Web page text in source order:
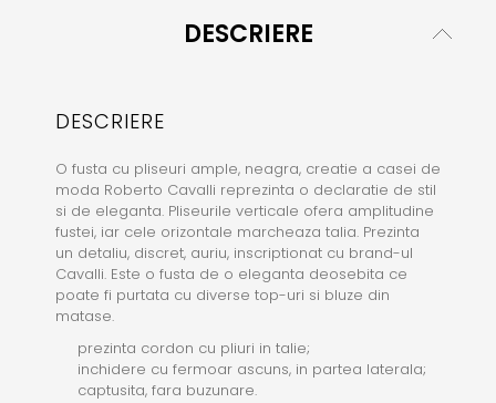
DESCRIERE
DESCRIERE
O fusta cu pliseuri ample, neagra, creatie a casei de
moda Roberto Cavalli reprezinta o declaratie de stil
si de eleganta. Pliseurile verticale ofera amplitudine
fustei, iar cele orizontale marcheaza talia. Prezinta
un detaliu, discret, auriu, inscriptionat cu brand-ul
Cavalli. Este o fusta de o eleganta deosebita ce
poate fi purtata cu diverse top-uri si bluze din
matase.
prezinta cordon cu pliuri in talie;
inchidere cu fermoar ascuns, in partea laterala;
captusita, fara buzunare.